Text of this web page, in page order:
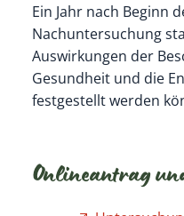
Ein Jahr nach Beginn
Nachuntersuchung
Auswirkungen der
Gesundheit und die
festgestellt werden
Onlineantrag